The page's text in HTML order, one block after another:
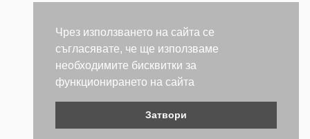
Чрез използването на сайта се
съгласявате, че ще използваме
необходимите бисквитки за
функционирането на сайта
Затвори